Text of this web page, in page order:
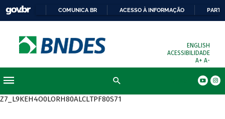
COMUNICA BR ACESSO À INFORMAÇÃO
ENGLISH
ACESSIBILIDADE
A+ A-
Z7_L9KEH4O0LORH80ALCLTPF80S71